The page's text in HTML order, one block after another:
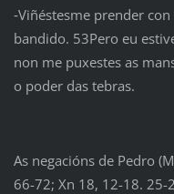
‑Viñéstesme prender
bandido. 53Pero eu
non me puxestes as
o poder das tebras.
As negacións de Pedro
66-72; Xn 18, 12-18. 25-